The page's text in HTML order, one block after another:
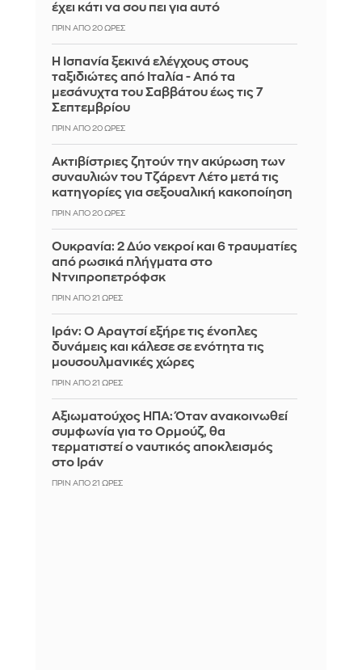
έχει κάτι να σου πει για αυτό
ΠΡΙΝ ΑΠΌ 20 ΏΡΕΣ
Η Ισπανία ξεκινά ελέγχους στους
ταξιδιώτες από Ιταλία - Από τα
μεσάνυχτα του Σαββάτου έως τις 7
Σεπτεμβρίου
ΠΡΙΝ ΑΠΌ 20 ΏΡΕΣ
Ακτιβίστριες ζητούν την ακύρωση των
συναυλιών του Τζάρεντ Λέτο μετά τις
κατηγορίες για σεξουαλική κακοποίηση
ΠΡΙΝ ΑΠΌ 20 ΏΡΕΣ
Ουκρανία: 2 Δύο νεκροί και 6 τραυματίες
από ρωσικά πλήγματα στο
Ντνιπροπετρόφσκ
ΠΡΙΝ ΑΠΌ 21 ΏΡΕΣ
Ιράν: Ο Αραγτσί εξήρε τις ένοπλες
δυνάμεις και κάλεσε σε ενότητα τις
μουσουλμανικές χώρες
ΠΡΙΝ ΑΠΌ 21 ΏΡΕΣ
Αξιωματούχος ΗΠΑ: Όταν ανακοινωθεί
συμφωνία για το Ορμούζ, θα
τερματιστεί ο ναυτικός αποκλεισμός
στο Ιράν
ΠΡΙΝ ΑΠΌ 21 ΏΡΕΣ